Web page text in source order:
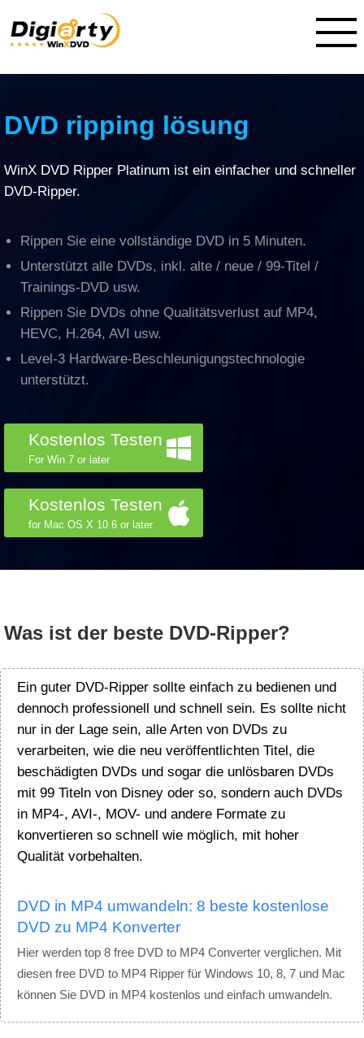
DVD ripping lösung
WinX DVD Ripper Platinum ist ein einfacher und schneller
DVD-Ripper.
Rippen Sie eine vollständige DVD in 5 Minuten.
Unterstützt alle DVDs, inkl. alte / neue / 99-Titel /
Trainings-DVD usw.
Rippen Sie DVDs ohne Qualitätsverlust auf MP4,
HEVC, H.264, AVI usw.
Level-3 Hardware-Beschleunigungstechnologie
unterstützt.
Kostenlos Testen
For Win 7 or later
Kostenlos Testen
for Mac OS X 10.6 or later
Was ist der beste DVD-Ripper?
Ein guter DVD-Ripper sollte einfach zu bedienen und
dennoch professionell und schnell sein. Es sollte nicht
nur in der Lage sein, alle Arten von DVDs zu
verarbeiten, wie die neu veröffentlichten Titel, die
beschädigten DVDs und sogar die unlösbaren DVDs
mit 99 Titeln von Disney oder so, sondern auch DVDs
in MP4-, AVI-, MOV- und andere Formate zu
konvertieren so schnell wie möglich, mit hoher
Qualität vorbehalten.
DVD in MP4 umwandeln: 8 beste kostenlose
DVD zu MP4 Konverter
Hier werden top 8 free DVD to MP4 Converter verglichen. Mit
diesen free DVD to MP4 Ripper für Windows 10, 8, 7 und Mac
können Sie DVD in MP4 kostenlos und einfach umwandeln.